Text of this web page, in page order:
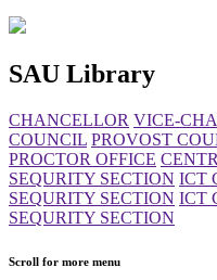
SAU Library
CHANCELLOR VICE-
COUNCIL PROVOST
PROCTOR OFFICE
SEQURITY SECTION ICT
SEQURITY SECTION ICT
SEQURITY SECTION
Scroll for more menu